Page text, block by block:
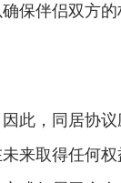
保伴侣双方
此，同居协议
来取得任何权